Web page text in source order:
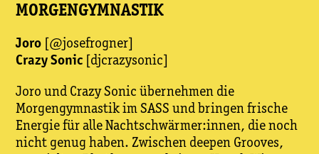
MORGENGYMNASTIK
Joro [@josefrogner]
Crazy Sonic [djcrazysonic]
Joro und Crazy Sonic übernehmen die
Morgengymnastik im SASS und bringen frische
Energie für alle Nachtschwärmer:innen, die noch
nicht genug haben. Zwischen deepen Grooves,